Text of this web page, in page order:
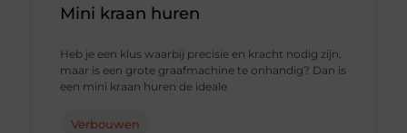
Mini kraan huren
Heb je een klus waarbij precisie en kracht nodig zijn,
maar is een grote graafmachine te onhandig? Dan is
een mini kraan huren de ideale
Verbouwen